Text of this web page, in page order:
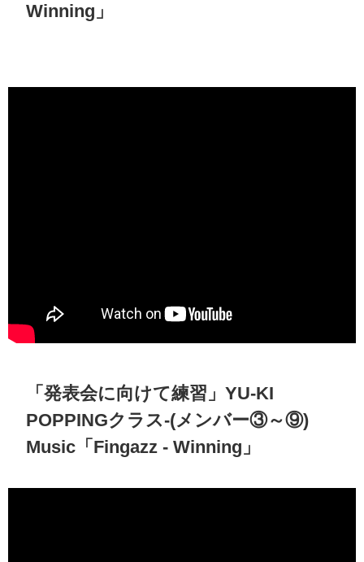
Winning」
「発表会に向けて練習」YU-KI
POPPINGクラス-(メンバー③～⑨)
Music「Fingazz - Winning」